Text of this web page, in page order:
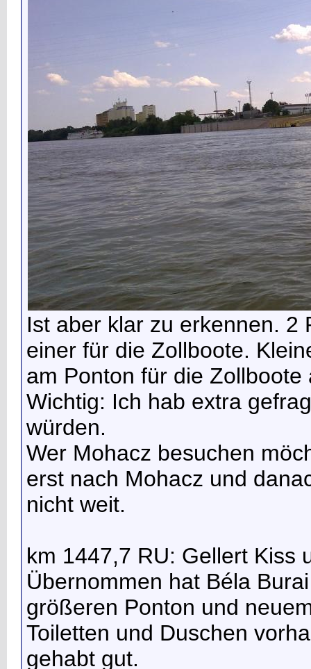
Ist aber klar zu erkennen. 2
einer für die Zollboote.
am Ponton für die Zollboote
Wichtig: Ich hab extra
würden.
Wer Mohacz besuchen
erst nach Mohacz und
nicht weit.
km 1447,7 RU: Gellert Kiss
Übernommen hat Béla
größeren Ponton und
Toiletten und Duschen
gehabt gut.